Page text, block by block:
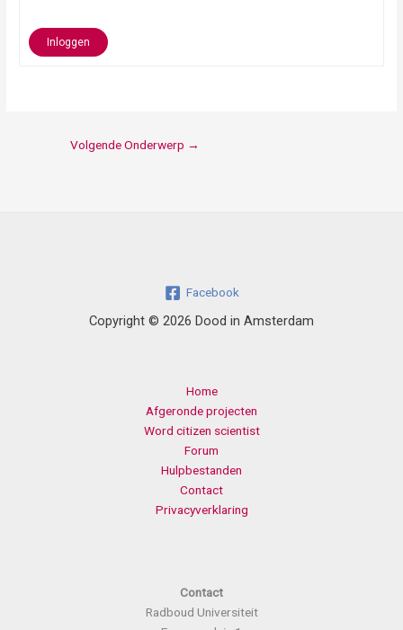
Inloggen
Volgende Onderwerp →
Facebook
Copyright © 2026 Dood in Amsterdam
Home
Afgeronde projecten
Word citizen scientist
Forum
Hulpbestanden
Contact
Privacyverklaring
Contact
Radboud Universiteit